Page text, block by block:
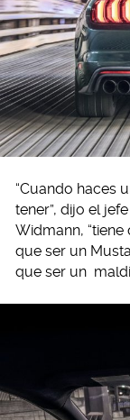
“Cuando haces
tener”, dijo el
Widmann,
que ser un
que ser un